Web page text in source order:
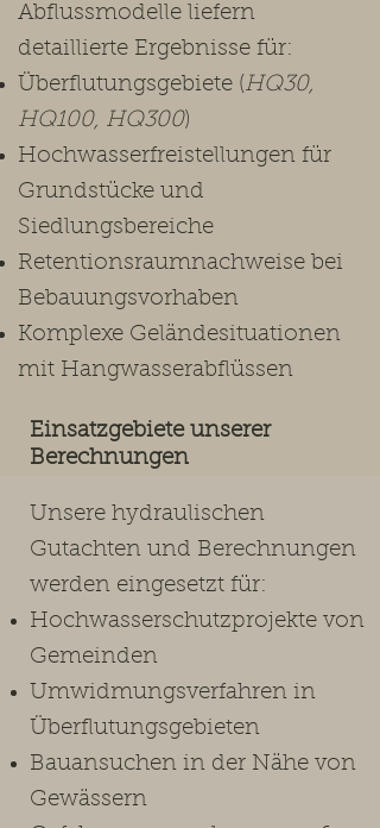
Abflussmodelle liefern
detaillierte Ergebnisse für:
Überflutungsgebiete (HQ30,
HQ100, HQ300)
Hochwasserfreistellungen für
Grundstücke und
Siedlungsbereiche
Retentionsraumnachweise bei
Bebauungsvorhaben
Komplexe Geländesituationen
mit Hangwasserabflüssen
Einsatzgebiete unserer
Berechnungen
Unsere hydraulischen
Gutachten und Berechnungen
werden eingesetzt für:
Hochwasserschutzprojekte von
Gemeinden
Umwidmungsverfahren in
Überflutungsgebieten
Bauansuchen in der Nähe von
Gewässern